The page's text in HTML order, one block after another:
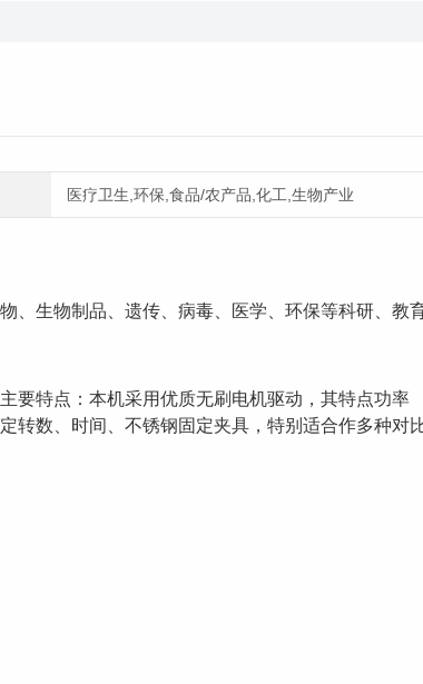
医疗卫生,环保,食品/农产品,化工,生物产业
、生物制品、遗传、病毒、医学、环保等科研、教
要特点： 本机采用优质无刷电机驱动，其特点功率
转数、时间、不锈钢固定夹具， 特别适合作多种对